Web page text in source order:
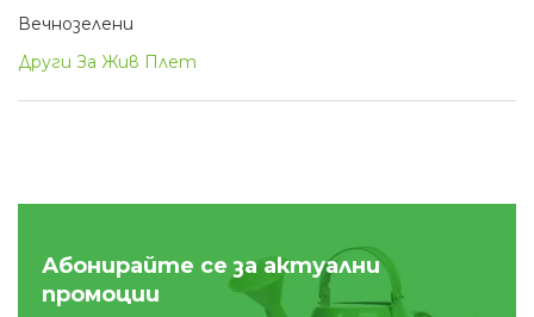
Вечнозелени
Други За Жив Плет
Абонирайте се за актуални
промоции